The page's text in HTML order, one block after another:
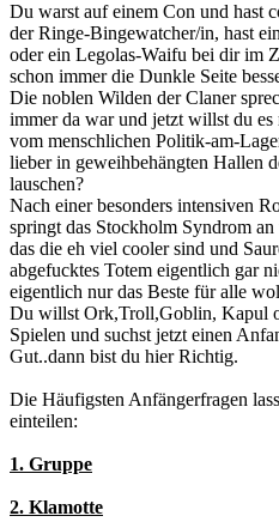
Du warst auf einem Con und hast
der Ringe-Bingewatcher/in, hast
oder ein Legolas-Waifu bei dir im
schon immer die Dunkle Seite
Die noblen Wilden der Claner
immer da war und jetzt willst du es
vom menschlichen Politik-am-
lieber in geweihbehängten Hallen
lauschen?
Nach einer besonders intensiven
springt das Stockholm Syndrom
das die eh viel cooler sind und
abgefucktes Totem eigentlich gar
eigentlich nur das Beste für alle
Du willst Ork,Troll,Goblin, Kapul
Spielen und suchst jetzt einen
Gut..dann bist du hier Richtig.
Die Häufigsten Anfängerfragen
einteilen:
1. Gruppe
2. Klamotte